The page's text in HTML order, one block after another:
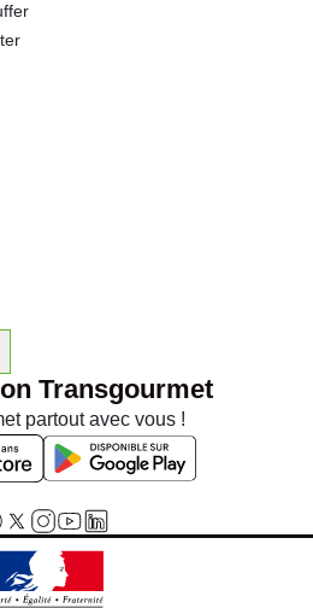
Transgourmet
partout avec vous !